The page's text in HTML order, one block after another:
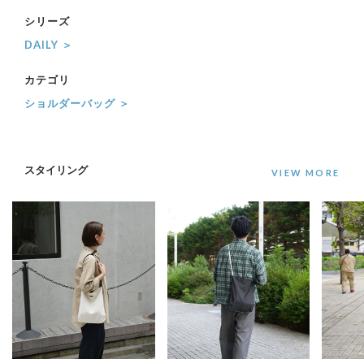
シリーズ
DAILY ＞
カテゴリ
ショルダーバッグ ＞
スタイリング